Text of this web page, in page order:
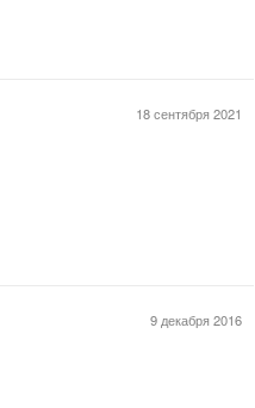
18 сентября 2021
9 декабря 2016